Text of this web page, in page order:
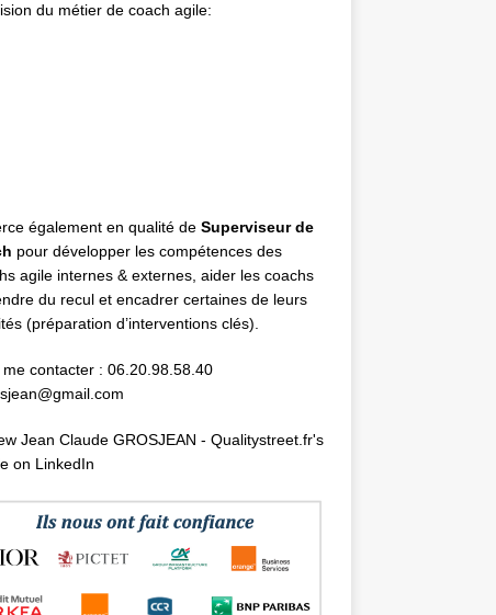
du métier de coach agile:
également en qualité de Superviseur de
pour développer les compétences des
agile internes & externes, aider les coachs
du recul et encadrer certaines de leurs
(préparation d’interventions clés).
me contacter : 06.20.98.58.40